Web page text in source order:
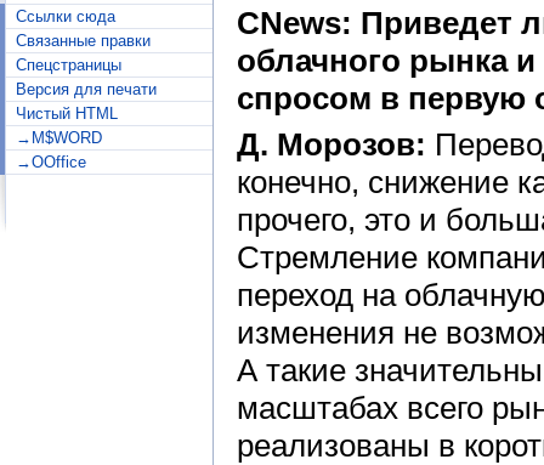
Ссылки сюда
Связанные правки
Спецстраницы
Версия для печати
Чистый HTML
→M$WORD
→OOffice
CNews: Приведет
облачного рынка
спросом в первую
Д. Морозов:
конечно, снижение
прочего, это и
Стремление
переход на
изменения не
А такие
масштабах всего
реализованы в